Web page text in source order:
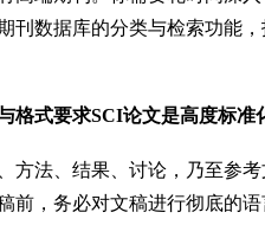
刊数据库的分类与检索功能
格式要求SCI论文是高度标准
方法、结果、讨论，乃至参
前，务必对文稿进行彻底的语